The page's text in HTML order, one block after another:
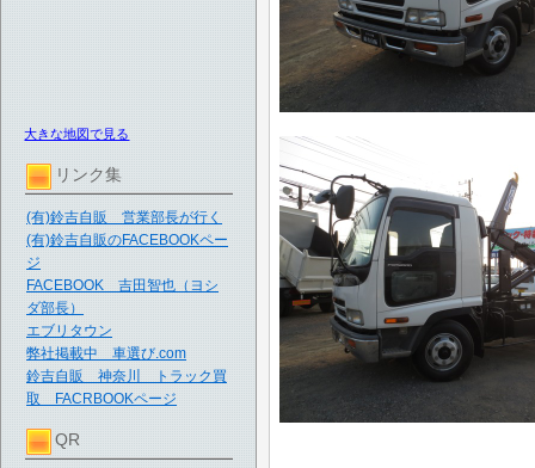
大きな地図で見る
リンク集
(有)鈴吉自販 営業部長が行く
(有)鈴吉自販のFACEBOOKペー
ジ
FACEBOOK 吉田智也（ヨシ
ダ部長）
エブリタウン
弊社掲載中 車選び.com
鈴吉自販 神奈川 トラック買
取 FACRBOOKページ
QR